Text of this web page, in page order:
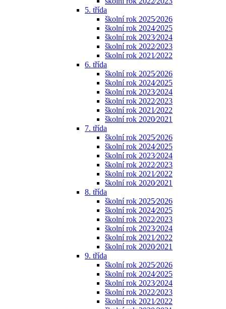
5. třída
školní rok 2025⁄2026
školní rok 2024⁄2025
školní rok 2023⁄2024
školní rok 2022⁄2023
školní rok 2021⁄2022
6. třída
školní rok 2025⁄2026
školní rok 2024⁄2025
školní rok 2023⁄2024
školní rok 2022⁄2023
školní rok 2021⁄2022
školní rok 2020⁄2021
7. třída
školní rok 2025⁄2026
školní rok 2024⁄2025
školní rok 2023⁄2024
školní rok 2022⁄2023
školní rok 2021⁄2022
školní rok 2020⁄2021
8. třída
školní rok 2025⁄2026
školní rok 2024⁄2025
školní rok 2022⁄2023
školní rok 2023⁄2024
školní rok 2021⁄2022
školní rok 2020⁄2021
9. třída
školní rok 2025⁄2026
školní rok 2024⁄2025
školní rok 2023⁄2024
školní rok 2022⁄2023
školní rok 2021⁄2022